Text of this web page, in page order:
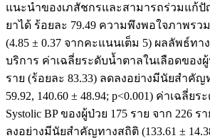
แนะนำของเภสัชกรและสามารถร่วมแก้ปั
ยาได้ ร้อยละ 79.49 ความพึงพอใจภาพร
(4.85 ± 0.37 จากคะแนนเต็ม 5) ผลลัพธ์ท
บริการ ค่าเฉลี่ยระดับน้ำตาลในเลือดของผู้
ราย (ร้อยละ 83.33) ลดลงอย่างมีนัยสำคัญ
59.92, 140.60 ± 48.94; p<0.001) ค่าเฉลี่
Systolic BP ของผู้ป่วย 175 ราย จาก 226 ร
ลงอย่างมีนัยสำคัญทางสถิติ (133.61 ±